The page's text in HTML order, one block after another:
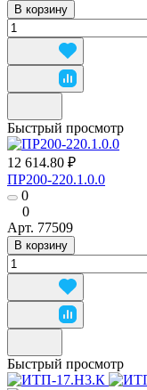
В корзину
Быстрый просмотр
12 614.80 ₽
ПР200-220.1.0.0
0
0
Арт. 77509
В корзину
Быстрый просмотр